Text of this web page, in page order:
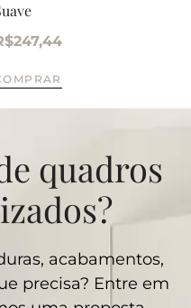
247,44
quadros
acabamentos,
precisa? Entre em